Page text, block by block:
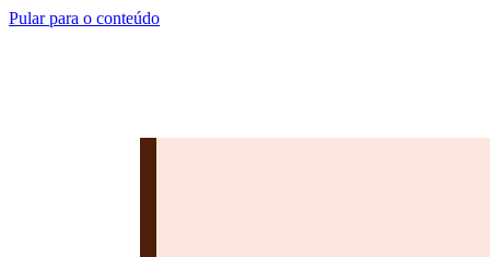
Pular para o conteúdo